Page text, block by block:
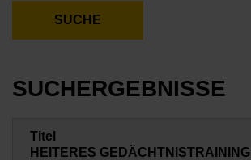
SUCHERGEBNISSE
HEITERES GEDÄCHTNISTRAINING